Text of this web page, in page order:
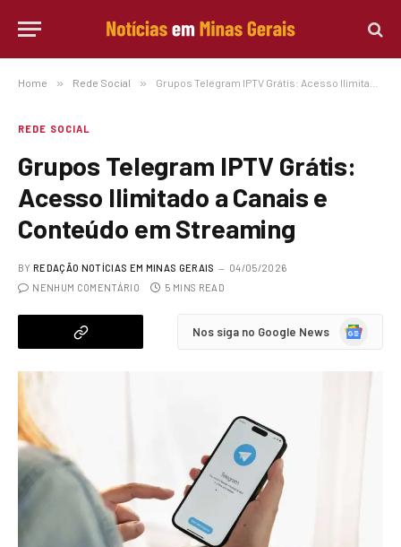
Home » Rede Social » Grupos Telegram IPTV Grátis: Acesso Ilimitado a Canais e Conteúdo em Streaming
REDE SOCIAL
Grupos Telegram IPTV Grátis:
Acesso Ilimitado a Canais e
Conteúdo em Streaming
BY REDAÇÃO NOTÍCIAS EM MINAS GERAIS
04/05/2026
NENHUM COMENTÁRIO
5 MINS READ
Nos siga no Google News
Google